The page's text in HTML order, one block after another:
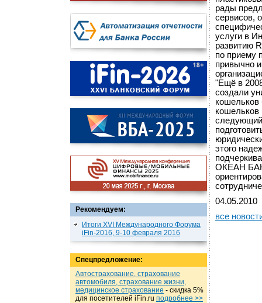
Рекомендуем:
Итоги XVI Международного Форума
iFin-2016, 9-10 февраля 2016
Спецпредложение:
Автострахование, страхование
автомобиля, страхование жизни,
медицинское страхование - cкидка 5%
для посетителей iFin.ru подробнеe >>
рады
сервисов,
услуги в
развитию
по приему
привычно
"Ещё в
создали
кошельков
следующий
этого
ОКЕАН
04.05.2010
все